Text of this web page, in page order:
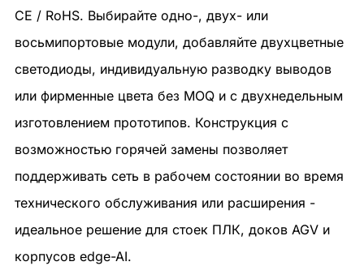
CE / RoHS. Выбирайте одно-, двух- или
восьмипортовые модули, добавляйте двухцветные
светодиоды, индивидуальную разводку выводов
или фирменные цвета без MOQ и с двухнедельным
изготовлением прототипов. Конструкция с
возможностью горячей замены позволяет
поддерживать сеть в рабочем состоянии во время
технического обслуживания или расширения -
идеальное решение для стоек ПЛК, доков AGV и
корпусов edge-AI.